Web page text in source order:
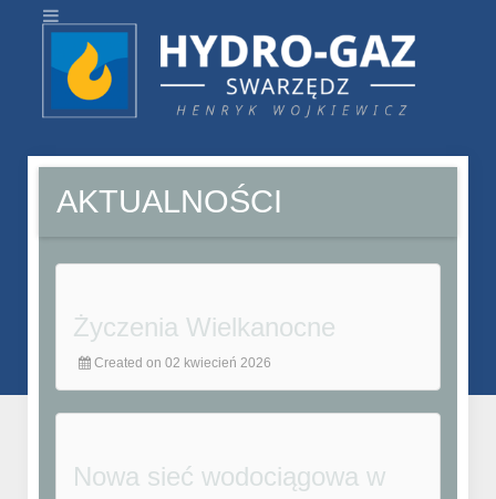
AKTUALNOŚCI
Życzenia Wielkanocne
Created on 02 kwiecień 2026
Nowa sieć wodociągowa w